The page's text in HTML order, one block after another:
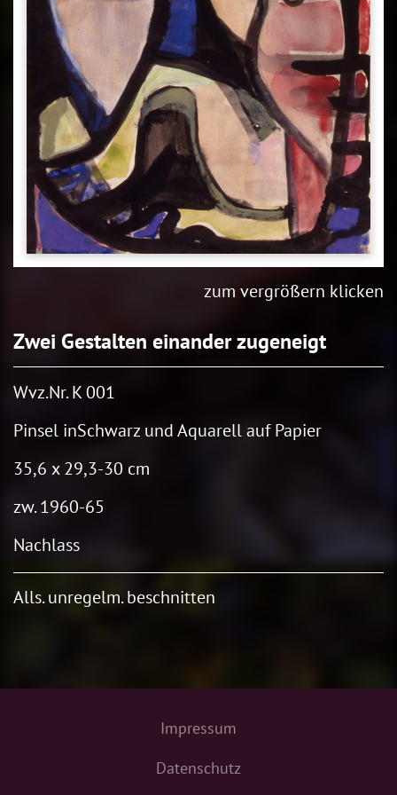
zum vergrößern klicken
Zwei Gestalten einander zugeneigt
Wvz.Nr. K 001
Pinsel inSchwarz und Aquarell auf Papier
35,6 x 29,3-30 cm
zw. 1960-65
Nachlass
Alls. unregelm. beschnitten
Impressum
Datenschutz